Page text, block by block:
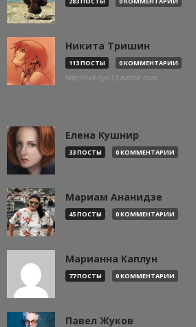
Никита Тришин
113 ПОСТЫ 0 КОММЕНТАРИИ
http://evil-eye13.tumblr.com
Елена Кушнир
33 ПОСТЫ 0 КОММЕНТАРИИ
Мариам Ананидзе
45 ПОСТЫ 0 КОММЕНТАРИИ
Марианна Каплун
77 ПОСТЫ 0 КОММЕНТАРИИ
Павел Жуков